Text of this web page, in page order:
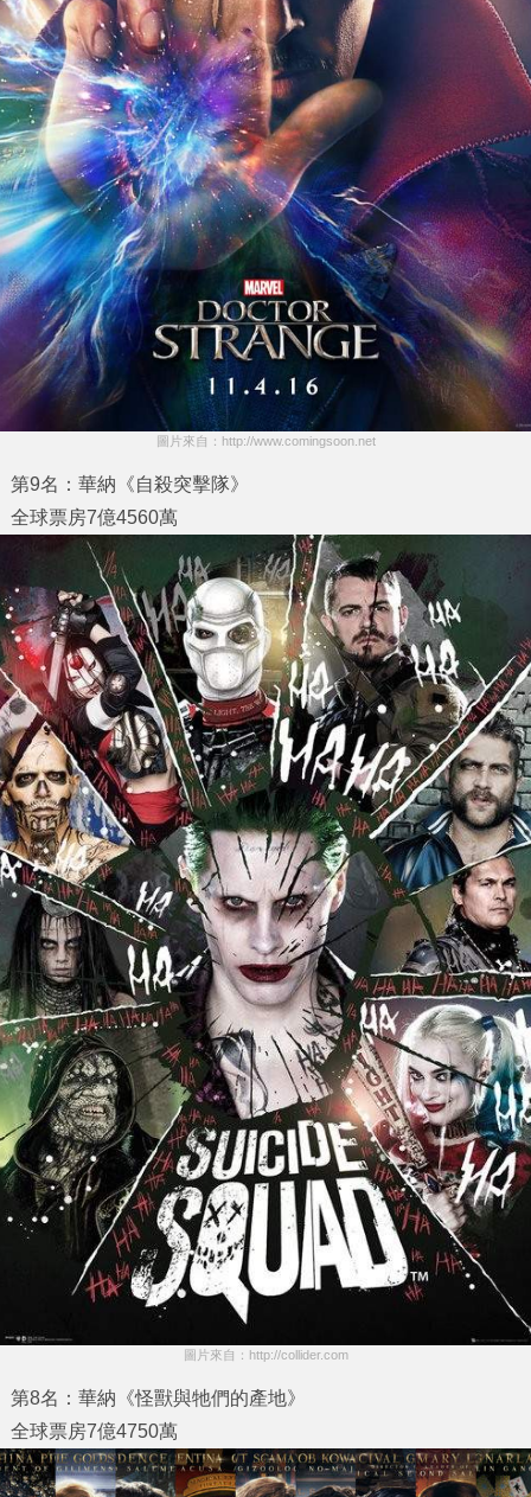
圖片來自：http://www.comingsoon.net
第9名：華納《自殺突擊隊》
全球票房7億4560萬
圖片來自：http://collider.com
第8名：華納《怪獸與牠們的產地》
全球票房7億4750萬